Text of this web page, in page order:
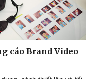
cáo Brand Video